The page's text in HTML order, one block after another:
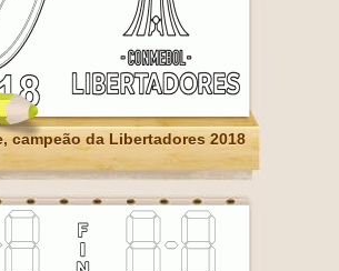
campeão da Libertadores 2018